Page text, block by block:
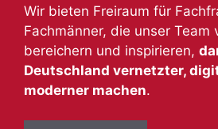
Wir bieten Freiraum für
Fachmänner, die unser Team
bereichern und inspirieren,
Deutschland vernetzter,
moderner machen.